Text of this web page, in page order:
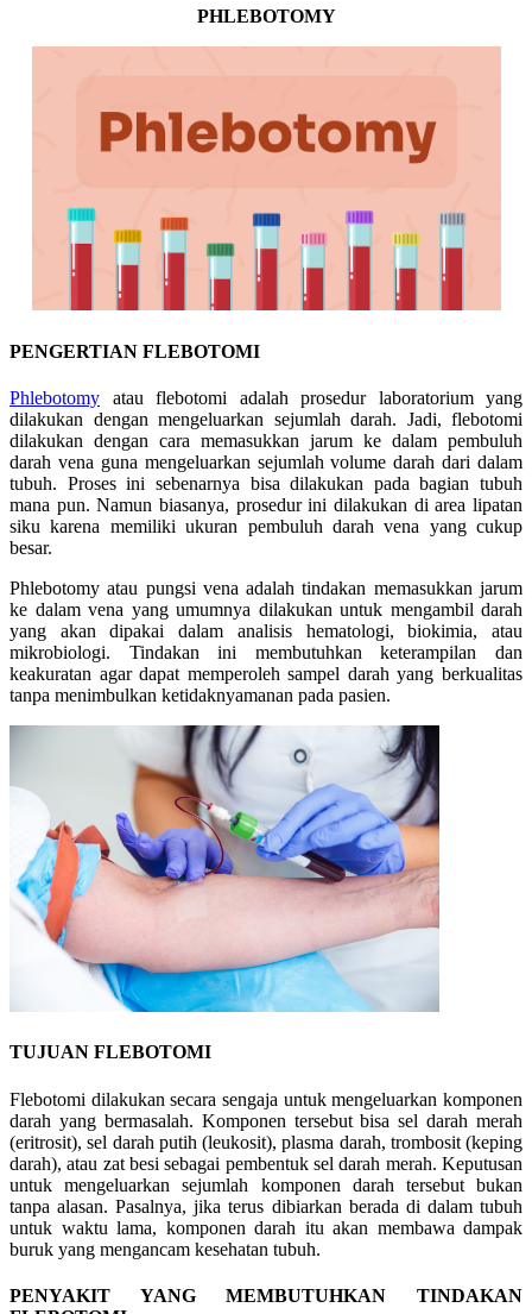
PHLEBOTOMY
PENGERTIAN FLEBOTOMI
Phlebotomy atau flebotomi adalah prosedur laboratorium yang
dilakukan dengan mengeluarkan sejumlah darah. Jadi, flebotomi
dilakukan dengan cara memasukkan jarum ke dalam pembuluh
darah vena guna mengeluarkan sejumlah volume darah dari dalam
tubuh. Proses ini sebenarnya bisa dilakukan pada bagian tubuh
mana pun. Namun biasanya, prosedur ini dilakukan di area lipatan
siku karena memiliki ukuran pembuluh darah vena yang cukup
besar.
Phlebotomy atau pungsi vena adalah tindakan memasukkan jarum
ke dalam vena yang umumnya dilakukan untuk mengambil darah
yang akan dipakai dalam analisis hematologi, biokimia, atau
mikrobiologi. Tindakan ini membutuhkan keterampilan dan
keakuratan agar dapat memperoleh sampel darah yang berkualitas
tanpa menimbulkan ketidaknyamanan pada pasien.
TUJUAN FLEBOTOMI
Flebotomi dilakukan secara sengaja untuk mengeluarkan komponen
darah yang bermasalah. Komponen tersebut bisa sel darah merah
(eritrosit), sel darah putih (leukosit), plasma darah, trombosit (keping
darah), atau zat besi sebagai pembentuk sel darah merah. Keputusan
untuk mengeluarkan sejumlah komponen darah tersebut bukan
tanpa alasan. Pasalnya, jika terus dibiarkan berada di dalam tubuh
untuk waktu lama, komponen darah itu akan membawa dampak
buruk yang mengancam kesehatan tubuh.
PENYAKIT YANG MEMBUTUHKAN TINDAKAN